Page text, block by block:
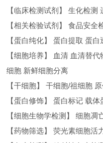
【临床检测试剂】 生化检测
【相关检验试剂】 食品安全
【蛋白纯化】 蛋白提取 蛋
【细胞培养】 血清 血清替
细胞 新鲜细胞分离
【干细胞】 干细胞/祖细胞
【蛋白修饰】 蛋白标记 载
【细胞生物学检测】 细胞凋
【药物筛选】 荧光素细胞活